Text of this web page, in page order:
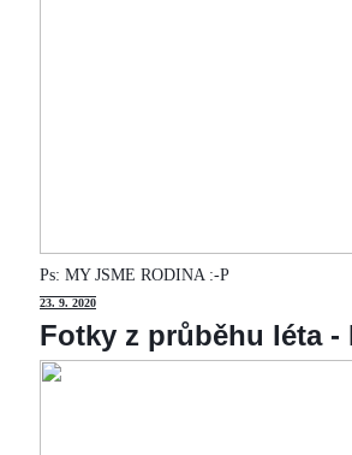
Ps: MY JSME RODINA :-P
23. 9. 2020
Fotky z průběhu léta